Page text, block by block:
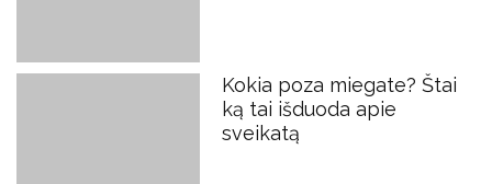
Kokia poza miegate? Štai
ką tai išduoda apie
sveikatą